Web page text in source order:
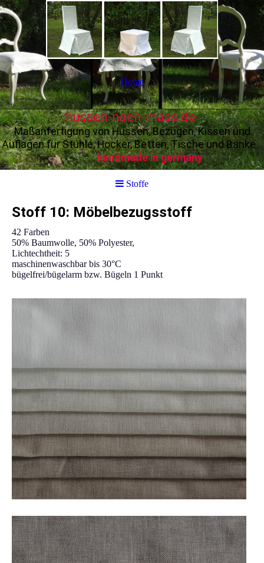
Home
hussen-nach-mass.de
Maßanfertigung von Hussen, Bezügen, Kissen und
Auflagen für Stühle, Hocker, Betten, Tische und Bänke
handmade in germany
Stoffe
Stoff 10: Möbelbezugsstoff
42 Farben
50% Baumwolle, 50% Polyester,
Lichtechtheit: 5
maschinenwaschbar bis 30°C
bügelfrei/bügelarm bzw. Bügeln 1 Punkt